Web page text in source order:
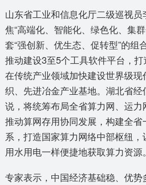
山东省工业和信息化厅二级巡视员
焦“高端化、智能化、绿色化、集
套“强创新、优生态、促转型”的组
推动建设3至5个工具软件平台，打
在传统产业领域加快建设世界级
织、先进冶金产业基地。湖北省
说，将统筹布局全省算力网、运
推动算网存用协同发展，构建全
系，打造国家算力网络中部枢纽，
用水用电一样便捷地获取算力资源。
专家表示，中国经济基础稳、优